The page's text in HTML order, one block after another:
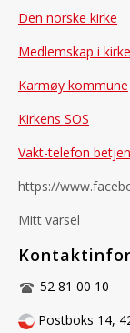
Den norske kirke
Medlemskap i
Karmøy kommune
Kirkens SOS
Vakt-telefon
https://
Mitt varsel
52 81 00 10
Postboks 14,